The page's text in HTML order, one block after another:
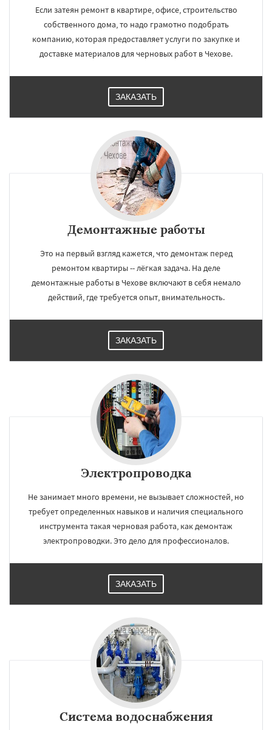
Если затеян ремонт в квартире, офисе, строительство
собственного дома, то надо грамотно подобрать
компанию, которая предоставляет услуги по закупке и
доставке материалов для черновых работ в Чехове.
ЗАКАЗАТЬ
Демонтажные работы
Это на первый взгляд кажется, что демонтаж перед
ремонтом квартиры -- лёгкая задача. На деле
демонтажные работы в Чехове включают в себя немало
действий, где требуется опыт, внимательность.
ЗАКАЗАТЬ
Электропроводка
Не занимает много времени, не вызывает сложностей, но
требует определенных навыков и наличия специального
инструмента такая черновая работа, как демонтаж
электропроводки. Это дело для профессионалов.
ЗАКАЗАТЬ
Система водоснабжения